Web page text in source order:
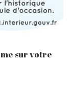
sur votre